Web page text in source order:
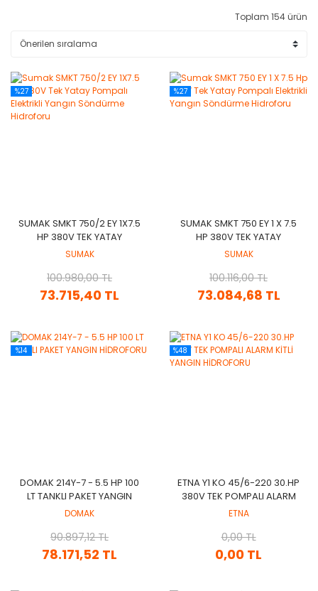
Toplam 154 ürün
%27
SUMAK SMKT 750/2 EY 1X7.5
HP 380V TEK YATAY
POMPALI ELEKTRIKLI YANGIN
SUMAK
73.715,40 TL
100.980,00 TL
%27
SUMAK SMKT 750 EY 1 X 7.5
HP 380V TEK YATAY
POMPALI ELEKTRIKLI YANGIN
SUMAK
73.084,68 TL
100.116,00 TL
%14
DOMAK 214Y-7 - 5.5 HP 100
LT TANKLI PAKET YANGIN
HİDROFORU
DOMAK
78.171,52 TL
90.897,12 TL
%48
ETNA Y1 KO 45/6-220 30.HP
380V TEK POMPALI ALARM
KİTLİ YANGIN HİDROFORU
ETNA
0,00 TL
0,00 TL